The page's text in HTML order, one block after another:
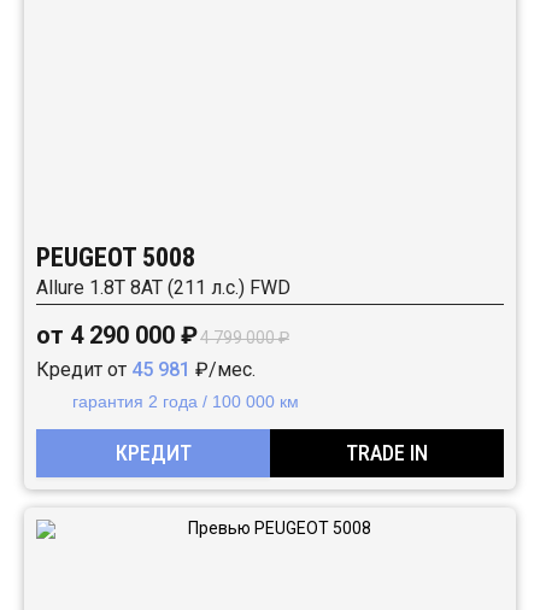
PEUGEOT 5008
Allure 1.8T 8AT (211 л.с.) FWD
от 4 290 000 ₽4 799 000 ₽
Кредит от 45 981 ₽/мес.
гарантия 2 года / 100 000 км
КРЕДИТ TRADE IN